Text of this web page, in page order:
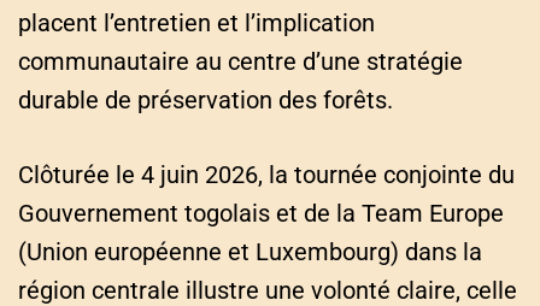
placent l’entretien et l’implication
communautaire au centre d’une stratégie
durable de préservation des forêts.
Clôturée le 4 juin 2026, la tournée conjointe du
Gouvernement togolais et de la Team Europe
(Union européenne et Luxembourg) dans la
région centrale illustre une volonté claire, celle